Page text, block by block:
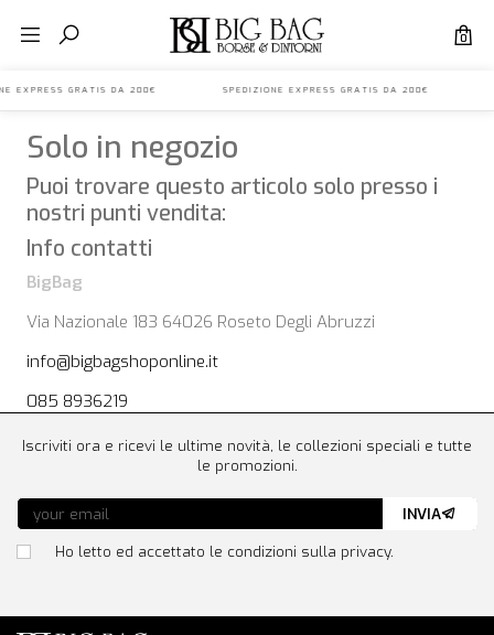
0
EXPRESS GRATIS DA 200€ SPEDIZIONE EXPRESS GRATIS DA
Solo in negozio
Puoi trovare questo articolo solo presso i
nostri punti vendita:
Info contatti
BigBag
Via Nazionale 183 64026 Roseto Degli Abruzzi
info@bigbagshoponline.it
085 8936219
Iscriviti ora e ricevi le ultime novità, le collezioni speciali e tutte
le promozioni.
Ho letto ed accettato le condizioni sulla privacy.
INVIA